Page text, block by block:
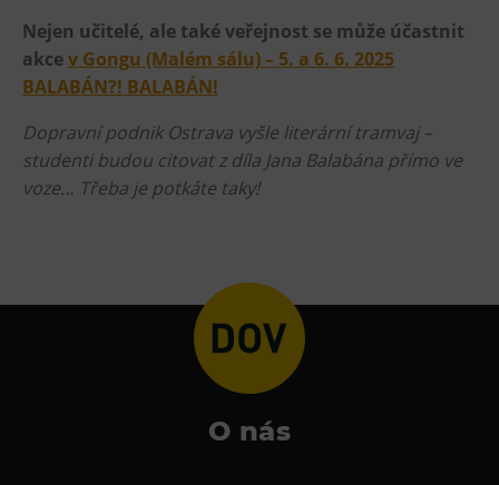
Nejen učitelé, ale také veřejnost se může účastnit
akcev Gongu (Malém sálu) – 5. a 6. 6. 2025
BALABÁN?! BALABÁN!
Dopravní podnik Ostrava vyšle literární tramvaj –
studenti budou citovat z díla Jana Balabána přímo ve
voze… Třeba je potkáte taky!
O nás